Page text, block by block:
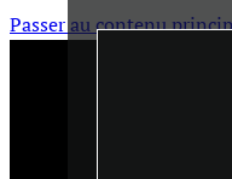
Passer au contenu